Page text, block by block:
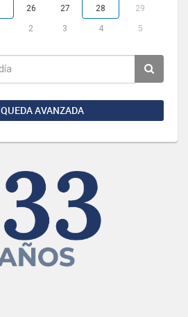
26 27 28 29
2 3 4 5
AVANZADA